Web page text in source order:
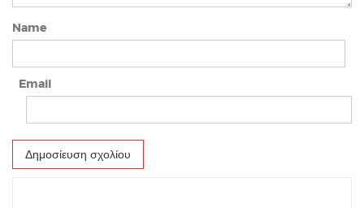
Name
Email